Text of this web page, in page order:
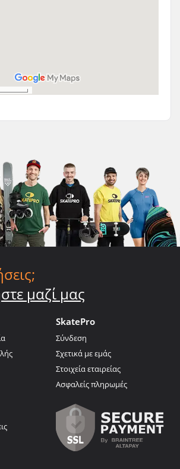
μαζί μας
SkatePro
Σύνδεση
Σχετικά με εμάς
Στοιχεία εταιρείας
Ασφαλείς πληρωμές